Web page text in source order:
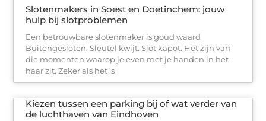
Slotenmakers in Soest en Doetinchem: jouw
hulp bij slotproblemen
Een betrouwbare slotenmaker is goud waard
Buitengesloten. Sleutel kwijt. Slot kapot. Het zijn van
die momenten waarop je even met je handen in het
haar zit. Zeker als het ’s
Kiezen tussen een parking bij of wat verder van
de luchthaven van Eindhoven